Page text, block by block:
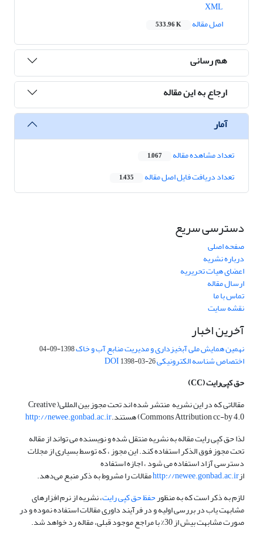
اصل مقاله
533.96 K
هم رسانی
ارجاع به این مقاله
آمار
تعداد مشاهده مقاله 1,067
تعداد دریافت فایل اصل مقاله 1,435
دسترسی سریع
صفحه اصلی
درباره نشریه
اعضای هیات تحریریه
ارسال مقاله
تماس با ما
نقشه سایت
آخرین اخبار
نهمین همایش ملی آبخیزداری و مدیریت منابع آب و خاک1398-09-04
اختصاص شناسه الکترونیکی DOI1398-03-26
حق کپی‌رایت(CC)
مقالاتی که در این نشریه منتشر شده اند تحت مجوز بین المللی( Creative
Commons Attribution cc-by 4.0) هستند.
http://newee.gonbad.ac.ir
لذا حق کپی رایت مقاله به نشریه منتقل شده و نویسنده می تواند از مقاله
تحت مجوز فوق الذکر استفاده کند. این مجوز ، که توسط بسیاری از مجلات
دسترسی آزاد استفاده می شود ، اجازه استفاده
ازhttp://newee.gonbad.ac.irمقالات را مشروط به ذکر منبع می‌دهد.
لازم به ذکر است که به منظورحفظ حق کپی رایت، نشریه از نرم افزارهای
مشابهت یاب در بررسی اولیه و در فرآیند داوری مقالات استفاده نموده و در
صورت مشابهت بیش از 30% با مراجع موجود قبلی، مقاله رد خواهد شد.